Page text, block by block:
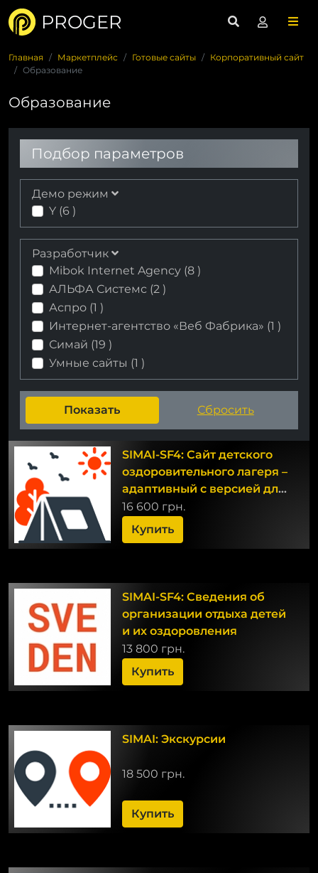
PROGER
Главная Маркетплейс Готовые сайты
Корпоративный сайт
Образование
Образование
Подбор параметров
Демо режим
Y (6 )
Разработчик
Mibok Internet Agency (8 )
АЛЬФА Системс (2 )
Аспро (1 )
Интернет-агентство «Веб Фабрика» (1 )
Симай (19 )
Умные сайты (1 )
SIMAI-SF4: Сайт детского
оздоровительного лагеря –
адаптивный с версией для
слабовидящих
16 600 грн.
Купить
SIMAI-SF4: Сведения об
организации отдыха детей
и их оздоровления
13 800 грн.
Купить
SIMAI: Экскурсии
18 500 грн.
Купить